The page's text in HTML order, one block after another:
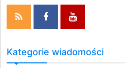
Kategorie wiadomości